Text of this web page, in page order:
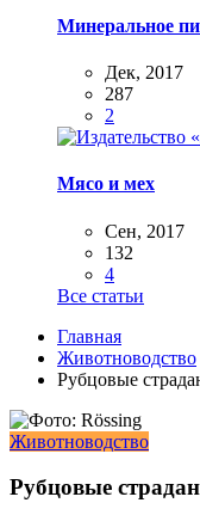
Минеральное
Дек, 2017
287
2
Мясо и мех
Сен, 2017
132
4
Все статьи
Главная
Животноводство
Рубцовые
Животноводство
Рубцовые